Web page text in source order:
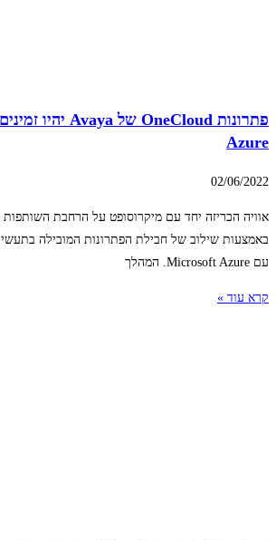
Azure
02/06/2022
אוויה הכריזה יחד עם מיקרוסופט על הרחבת השותפות
עם Microsoft Azure. המהלך
קרא עוד »